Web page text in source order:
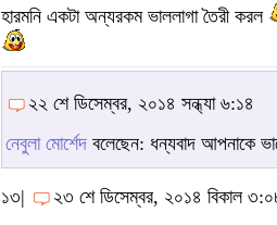
হারমনি একটা অন্যরকম ভাললাগা তৈরী করল
২২ শে ডিসেম্বর, ২০১৪ সন্ধ্যা ৬:১৪
নেবুলা মোর্শেদ বলেছেন: ধন্যবাদ আপনাকে
১৩|
২৩ শে ডিসেম্বর, ২০১৪ বিকাল